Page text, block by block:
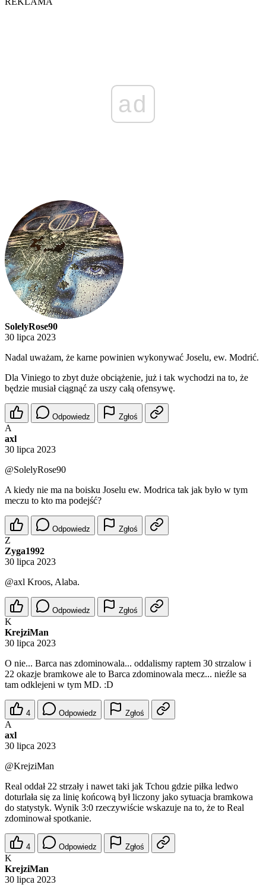
ad
SolelyRose90
30 lipca 2023
Nadal uważam, że karne powinien wykonywać Joselu, ew. Modrić.
Dla Viniego to zbyt duże obciążenie, już i tak wychodzi na to, że
będzie musiał ciągnąć za uszy całą ofensywę.
Odpowiedz Zgłoś
A
axl
30 lipca 2023
@SolelyRose90
A kiedy nie ma na boisku Joselu ew. Modrica tak jak było w tym
meczu to kto ma podejść?
Odpowiedz Zgłoś
Z
Zyga1992
30 lipca 2023
@axl Kroos, Alaba.
Odpowiedz Zgłoś
K
KrejziMan
30 lipca 2023
O nie... Barca nas zdominowala... oddalismy raptem 30 strzalow i
22 okazje bramkowe ale to Barca zdominowala mecz... nieźle sa
tam odklejeni w tym MD. :D
4 Odpowiedz Zgłoś
A
axl
30 lipca 2023
@KrejziMan
Real oddał 22 strzały i nawet taki jak Tchou gdzie piłka ledwo
doturlała się za linię końcową był liczony jako sytuacja bramkowa
do statystyk. Wynik 3:0 rzeczywiście wskazuje na to, że to Real
zdominował spotkanie.
4 Odpowiedz Zgłoś
K
KrejziMan
30 lipca 2023